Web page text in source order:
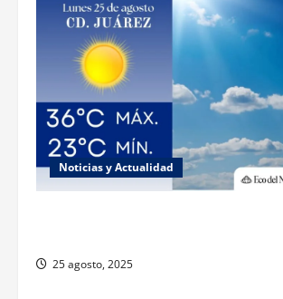
Noticias y Actualidad
25 agosto, 2025